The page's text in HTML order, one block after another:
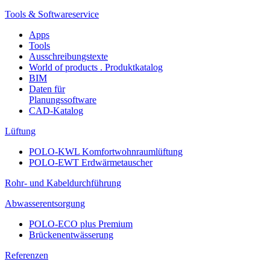
Tools & Softwareservice
Apps
Tools
Ausschreibungstexte
World of products . Produktkatalog
BIM
Daten für
Planungssoftware
CAD-Katalog
Lüftung
POLO-KWL Komfortwohnraumlüftung
POLO-EWT Erdwärmetauscher
Rohr- und Kabeldurchführung
Abwasserentsorgung
POLO-ECO plus Premium
Brückenentwässerung
Referenzen